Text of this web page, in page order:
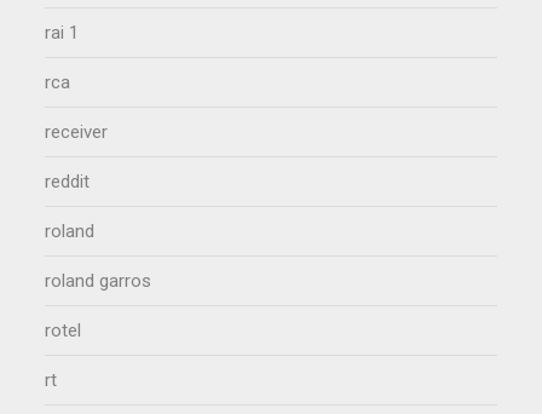
rai 1
rca
receiver
reddit
roland
roland garros
rotel
rt